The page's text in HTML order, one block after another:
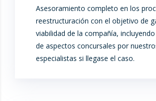
Asesoramiento completo en los
reestructuración con el objetivo de
viabilidad de la compañía,
de aspectos concursales por
especialistas si llegase el caso.